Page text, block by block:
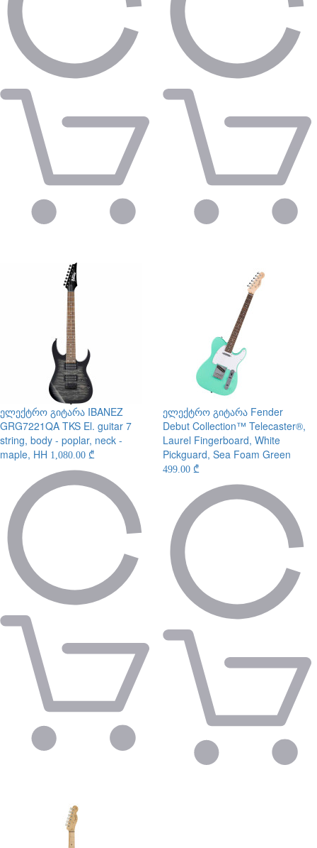
ელექტრო გიტარა IBANEZ
GRG7221QA TKS El. guitar 7
string, body - poplar, neck -
maple, HH 1,080.00 ₾
ელექტრო გიტარა Fender
Debut Collection™ Telecaster®,
Laurel Fingerboard, White
Pickguard, Sea Foam Green
499.00 ₾